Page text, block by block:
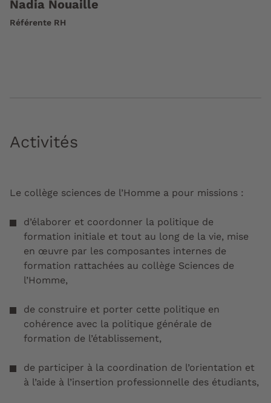
Nadia Nouaille
Référente RH
Activités
Le collège sciences de l’Homme a pour missions :
d’élaborer et coordonner la politique de
formation initiale et tout au long de la vie, mise
en œuvre par les composantes internes de
formation rattachées au collège Sciences de
l’Homme,
de construire et porter cette politique en
cohérence avec la politique générale de
formation de l’établissement,
de participer à la coordination de l’orientation et
à l’aide à l’insertion professionnelle des étudiants,